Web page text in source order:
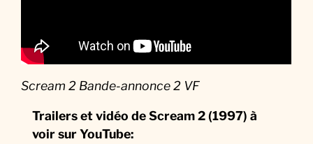
Scream 2 Bande-annonce 2 VF
Trailers et vidéo de Scream 2 (1997) à
voir sur YouTube: